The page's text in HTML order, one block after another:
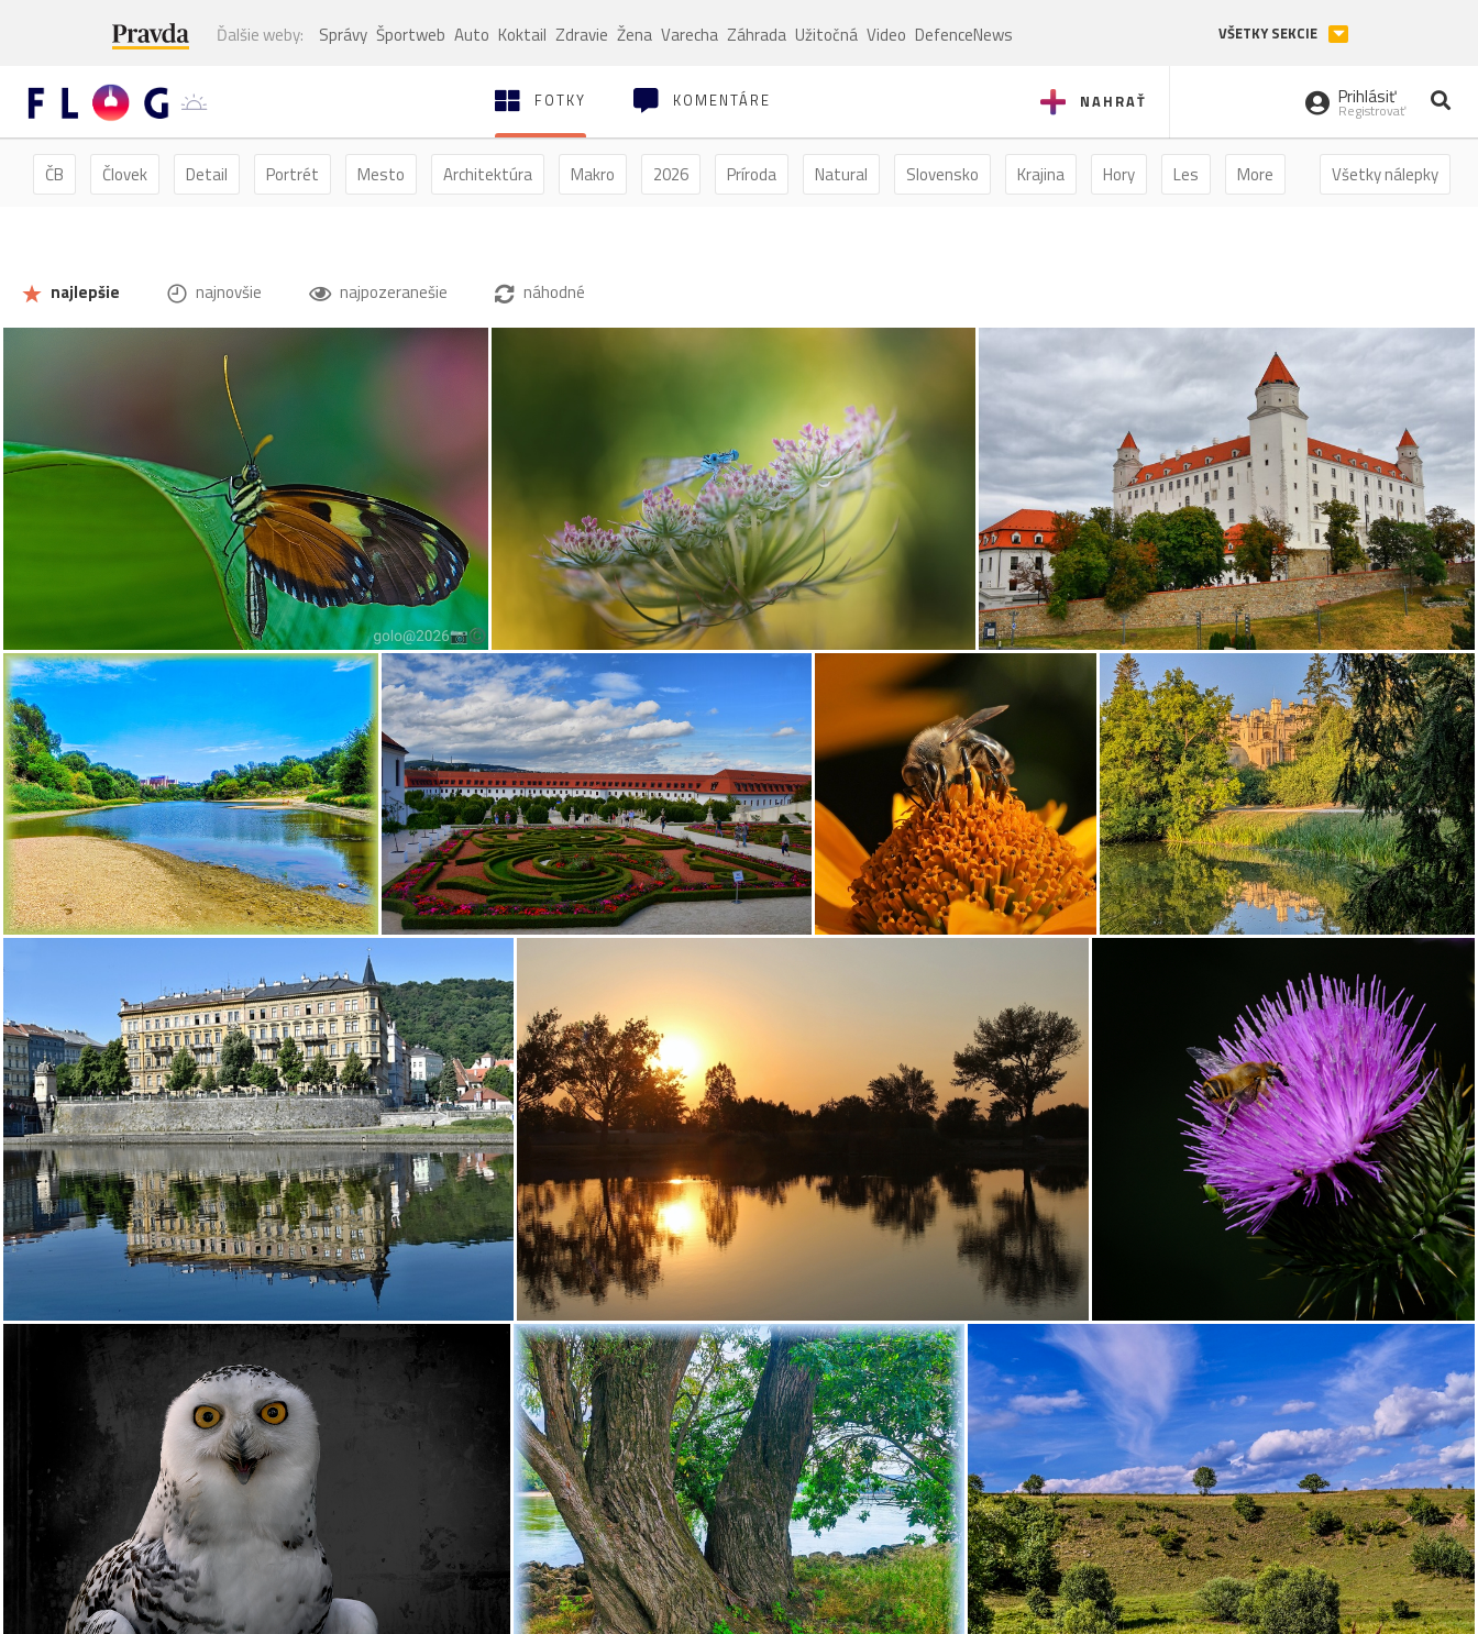
Ďalšie weby: Správy Športweb Auto Koktail Zdravie Žena Varecha Záhrada Užitočná Video DefenceNews VŠETKY SEKCIE
NAHRAŤ
FOTKY KOMENTÁRE Prihlásiť
Registrovať
Všetky nálepky
ČB Človek Detail Portrét Mesto Architektúra Makro 2026 Príroda Natural Slovensko Krajina Hory Les More
najlepšie najnovšie najpozeranešie náhodné